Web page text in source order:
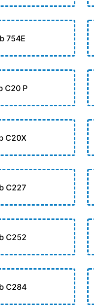
754E
C20 P
C20X
C227
C252
C284